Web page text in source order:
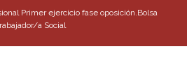
Primer ejercicio fase oposición.Bolsa
a Social